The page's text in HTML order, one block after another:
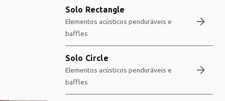
Solo Rectangle
Elementos acústicos penduráveis e
baffles
arrow_forward
Solo Circle
Elementos acústicos penduráveis e
baffles
arrow_forward